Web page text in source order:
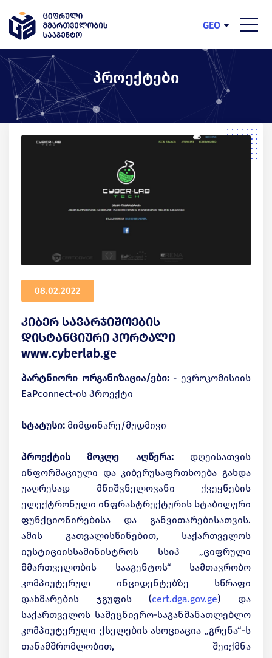
GEO
ENG
პროექტები
08.02.2022
კიბერ სავარჯიშოების
დისტანციური პორტალი
www.cyberlab.ge
პარტნიორი ორგანიზაცია/ები:- ევროკომისიის
EaPconnect-ის პროექტი
სტატუსი: მიმდინარე/მუდმივი
პროექტის მოკლე აღწერა: დღეისათვის
ინფორმაციული და კიბერუსაფრთხოება გახდა
უაღრესად მნიშვნელოვანი ქვეყნების
ელექტრონული ინფრასტრუქტურის სტაბილური
ფუნქციონირებისა და განვითარებისათვის.
ამის გათვალისწინებით, საქართველოს
იუსტიციისსამინისტროს სსიპ „ციფრული
მმართველობის სააგენტოს“ სამთავრობო
კომპიუტერულ ინციდენტებზე სწრაფი
დახმარების ჯგუფის (cert.dga.gov.ge) და
საქართველოს სამეცნიერო-საგანმანათლებლო
კომპიუტერული ქსელების ასოციაცია „გრენა“-ს
თანამშრომლობით, შეიქმნა